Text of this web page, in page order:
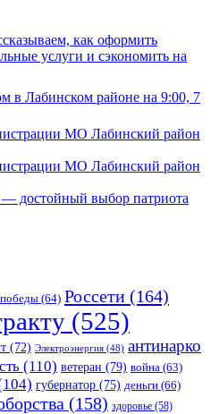
как оформить
услуги и сэкономить на
в Лабинском районе на 9:00, 7
МО Лабинский район
МО Лабинский район
— достойный выбор патриота
(64) Россети (164)
(525)
(72) Электроэнергия (48) антинарко
(110) ветеран (79) война (63)
губернатор (75) деньги (66)
(158) здоровье (58)